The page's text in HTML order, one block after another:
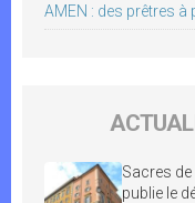
AMEN : des prêtres à
Sacres de
publie le